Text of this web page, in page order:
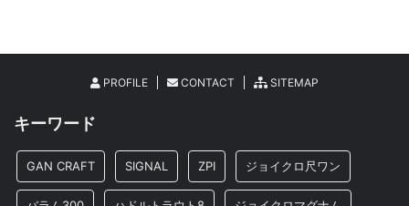
PROFILE CONTACT SITEMAP
キーワード
GAN CRAFT SIGNAL ZPI ジョイクロ尺ワン